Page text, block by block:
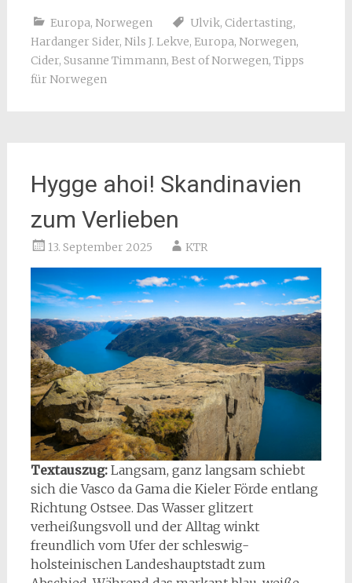
Europa, Norwegen Ulvik, Cidertasting,
Hardanger Sider, Nils J. Lekve, Europa, Norwegen,
Cider, Susanne Timmann, Best of Norwegen, Tipps
für Norwegen
Hygge ahoi! Skandinavien
zum Verlieben
13. September 2025 KTR
Textauszug: Langsam, ganz langsam schiebt
sich die Vasco da Gama die Kieler Förde entlang
Richtung Ostsee. Das Wasser glitzert
verheißungsvoll und der Alltag winkt
freundlich vom Ufer der schleswig-
holsteinischen Landeshauptstadt zum